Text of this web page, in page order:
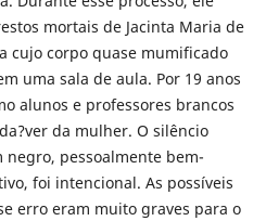
mortais de Jacinta Maria de
cujo corpo quase mumificado
uma sala de aula. Por 19 anos
alunos e professores brancos
da mulher. O silêncio
pessoalmente bem-
foi intencional. As possíveis
erro eram muito graves para o